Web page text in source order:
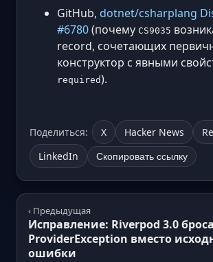
GitHub, dotnet/csharplang
#6780(почему CS9035
record, сочетающих
конструктор с явными
required).
Поделиться: X Hacker News
LinkedIn
Скопировать ссылку
‹ Предыдущая
Исправление: Riverpod 3.0
ProviderException вместо
ошибки